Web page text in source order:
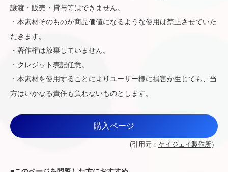
譲渡・販売・貸与等はできません。
・本素材そのものが商品価値になるような使用は禁止させていた
だきます。
・著作権は放棄していません。
・クレジット表記任意。
・本素材を使用することによりユーザー様に損害が生じても、当
方はいかなる責任も負わないものとします。
購入ページ
(引用元： ケイジェイ製作所）